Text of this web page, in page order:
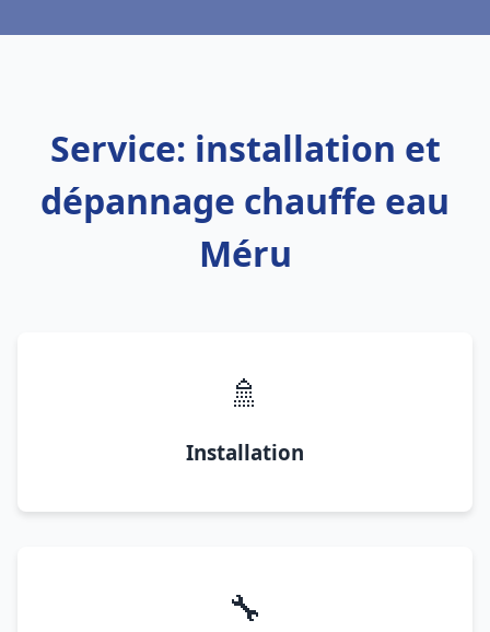
Service: installation et
dépannage chauffe eau
Méru
🚿
Installation
🔧